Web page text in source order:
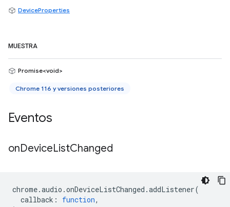
DeviceProperties
MUESTRA
Promise<void>
Chrome 116 y versiones posteriores
Eventos
onDeviceListChanged
chrome.audio .onDeviceListChanged .addListener(
callback : function,